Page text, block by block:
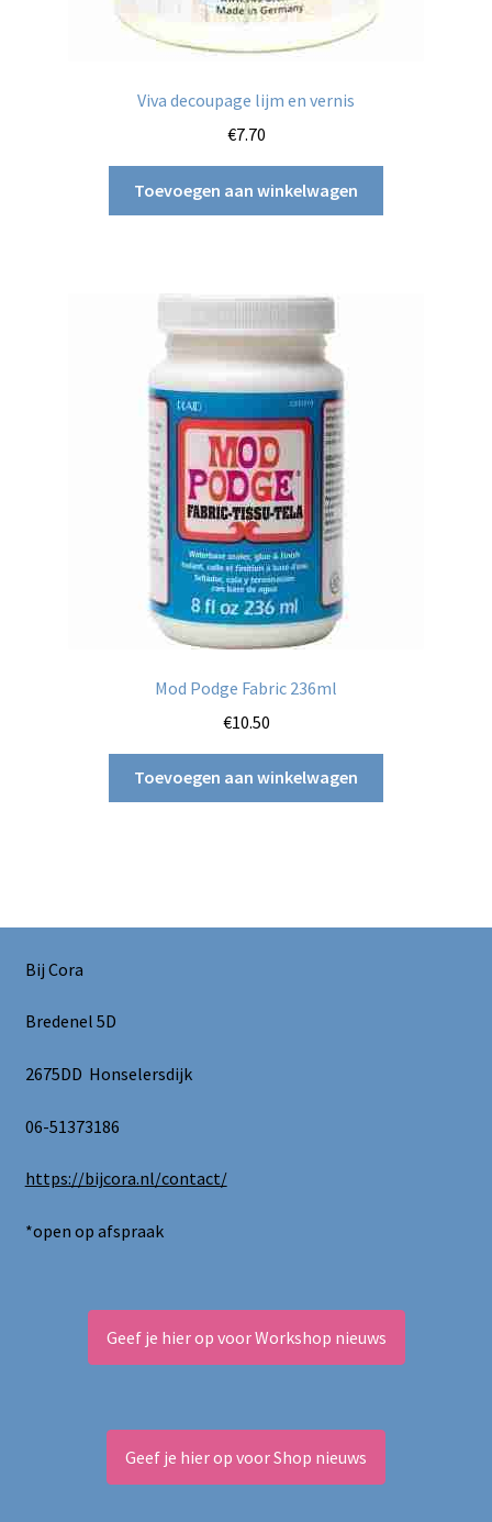
Viva decoupage lijm en vernis
€7.70
Toevoegen aan winkelwagen
Mod Podge Fabric 236ml
€10.50
Toevoegen aan winkelwagen
Bij Cora
Bredenel 5D
2675DD Honselersdijk
06-51373186
https://bijcora.nl/contact/
*open op afspraak
Geef je hier op voor Workshop nieuws
Geef je hier op voor Shop nieuws